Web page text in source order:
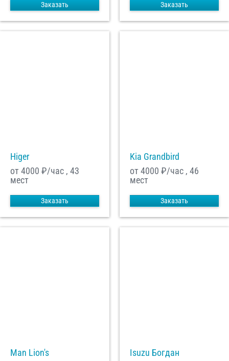
Заказать Заказать
Higer
от 4000 ₽/час , 43
мест
Заказать
Kia Grandbird
от 4000 ₽/час , 46
мест
Заказать
Man Lion's
Isuzu Богдан